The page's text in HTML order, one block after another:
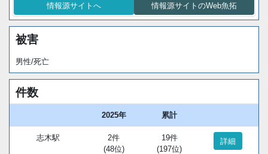
情報源サイトへ 情報源サイトのWeb魚拓
被害
男性/死亡
件数
2025年 累計
志木駅
2件
(48位)
19件
(197位)
詳細